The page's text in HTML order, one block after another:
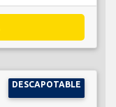
DESCAPOTABLE